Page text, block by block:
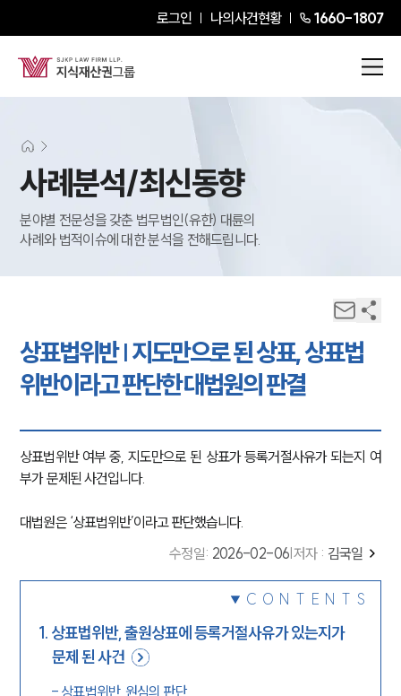
로그인 나의사건현황 1660-1807
사례분석/최신동향
분야별 전문성을 갖춘 법무법인(유한) 대륜의
사례와 법적이슈에 대한 분석을 전해드립니다.
상표법위반 | 지도만으로 된 상표, 상표법
위반이라고 판단한 대법원의 판결
상표법위반 여부 중, 지도만으로 된 상표가 등록거절사유가 되는지 여
부가 문제된 사건입니다.
대법원은 ‘상표법위반’이라고 판단했습니다.
수정일: 2026-02-06 저자 : 김국일
CONTENTS
1. 상표법위반, 출원상표에 등록거절사유가 있는지가
문제 된 사건
- 상표법위반, 원심의 판단